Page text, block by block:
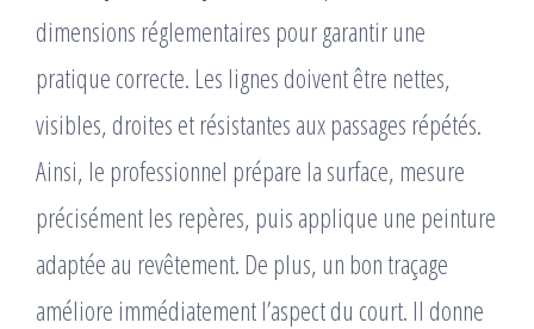
dimensions réglementaires pour garantir une
pratique correcte. Les lignes doivent être nettes,
visibles, droites et résistantes aux passages répétés.
Ainsi, le professionnel prépare la surface, mesure
précisément les repères, puis applique une peinture
adaptée au revêtement. De plus, un bon traçage
améliore immédiatement l’aspect du court. Il donne